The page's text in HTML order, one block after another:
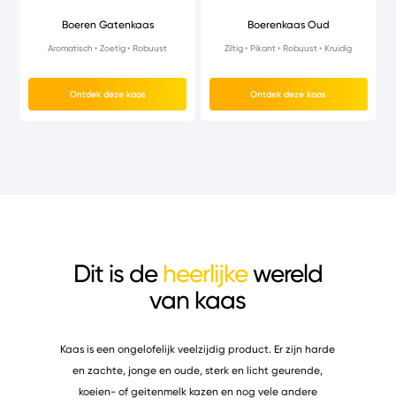
Boeren Gatenkaas
Aromatisch Zoetig Robuust
Ontdek deze kaas
Boerenkaas Oud
Ziltig Pikant Robuust Kruidig
Ontdek deze kaas
Dit is deheerlijkewereld
van kaas
Kaas is een ongelofelijk veelzijdig product. Er zijn harde
en zachte, jonge en oude, sterk en licht geurende,
koeien- of geitenmelk kazen en nog vele andere